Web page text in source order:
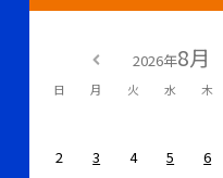
2026年8月
日 月 火 水 木
2
3 4 5 6